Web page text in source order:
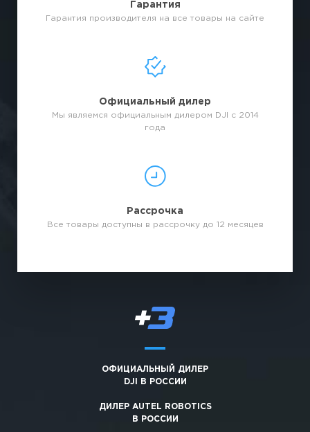
Гарантия
Гарантия производителя на все товары на сайте
Официальный дилер
Мы являемся официальным дилером DJI с 2014
года
Рассрочка
Все товары доступны в рассрочку до 12 месяцев
ОФИЦИАЛЬНЫЙ ДИЛЕР
DJI В РОССИИ
ДИЛЕР AUTEL ROBOTICS
В РОССИИ